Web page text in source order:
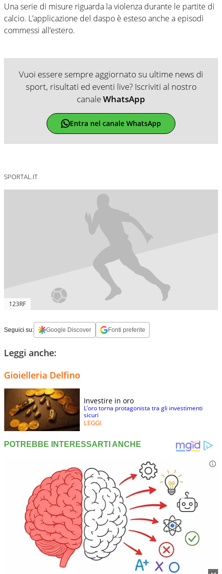
Una serie di misure riguarda la violenza durante le partite di
calcio. L’applicazione del daspo è esteso anche a episodi
commessi all’estero.
Vuoi essere sempre aggiornato su ultime news di
sport, risultati ed eventi live? Iscriviti al nostro
canaleWhatsApp
Entra nel canale WhatsApp
SPORTAL.IT
123RF
Seguici su: Google Discover Fonti preferite
Leggi anche:
Gioielleria Delfino
Investire in oro
L’oro torna protagonista tra gli investimenti
sicuri
LEGGI